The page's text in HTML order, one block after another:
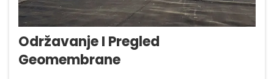
Održavanje I Pregled
Geomembrane